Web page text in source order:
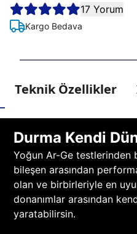
17 Yorum
Kargo Bedava
Teknik Özellikler
Durma Kendi
Yoğun Ar-Ge testlerinden
bileşen arasından
olan ve birbirleriyle en
donanımlar arasından
yaratabilirsin.